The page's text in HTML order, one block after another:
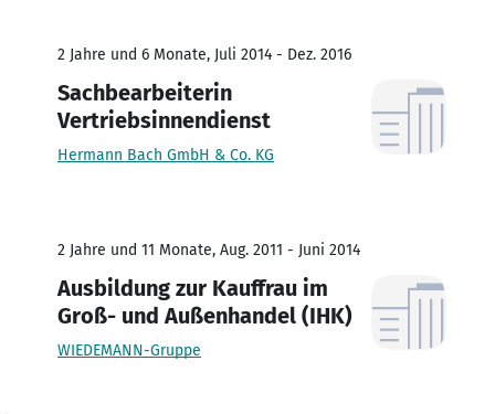
2 Jahre und 6 Monate, Juli 2014 - Dez. 2016
Sachbearbeiterin
Vertriebsinnendienst
Hermann Bach GmbH & Co. KG
2 Jahre und 11 Monate, Aug. 2011 - Juni 2014
Ausbildung zur Kauffrau im
Groß- und Außenhandel (IHK)
WIEDEMANN-Gruppe